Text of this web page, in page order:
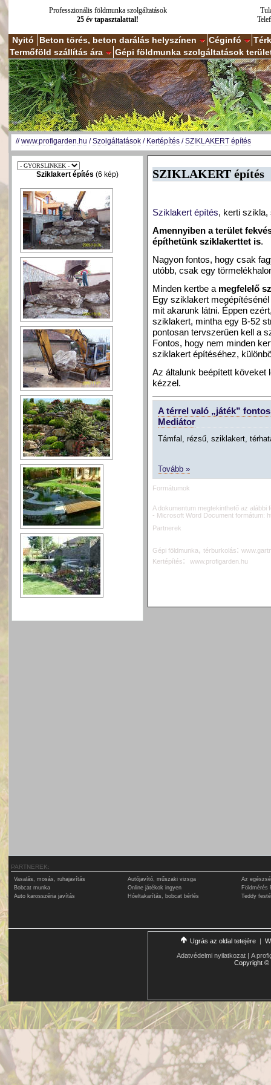
Professzionális földmunka szolgáltatások
25 év tapasztalattal!
Nyitó Beton törés, beton darálás helyszínen Céginfó
Termőföld szállítás ára
Gépi földmunka szolgáltatások
//www.profigarden.hu /Szolgáltatások / Kertépítés /SZIKLAKERT építés
Sziklakert építés (6 kép) SZIKLAKERT építés
Sziklakert építés, kerti
Amennyiben a terület
építhetünk sziklakerttet is.
Nagyon fontos, hogy csak
utóbb, csak egy
Minden kertbe a megfelelő
Egy sziklakert
mit akarunk látni. Éppen
sziklakert, mintha egy B-52
pontosan tervszerűen kell a
Fontos, hogy nem minden
sziklakert építéséhez,
Az általunk beépített köveket
kézzel.
A térrel való „játék”
Mediátor
Támfal, rézsű, sziklakert,
Tovább »
Formátumok
A dokumentum megtekinthető az alábbi
- Microsoft Word Document formátum:
Partnerek
Gépi földmunka, térburkolás:
Kertépítés: www.profigarden.hu
PARTNEREK:
Vasalás, mosás, ruhajavítás Autójavító, műszaki vizsga
Az
Bobcat munka
Online játékok ingyen
Földmérés
Auto karosszéria javítás
Hóeltakarítás, bobcat bérlés Teddy
Ugrás az oldal tetejére |
Adatvédelmi nyilatkozat | A
Copyright©